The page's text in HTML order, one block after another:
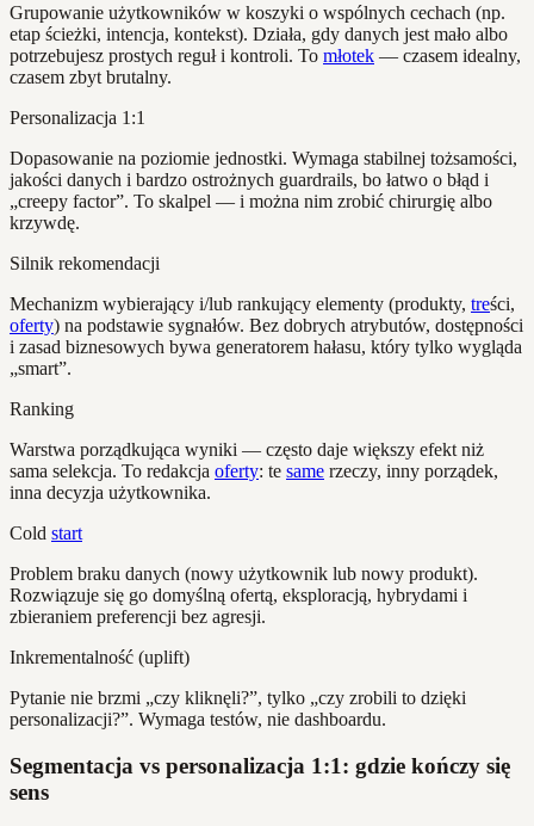
Grupowanie użytkowników w koszyki o wspólnych cechach (np.
etap ścieżki, intencja, kontekst). Działa, gdy danych jest mało albo
potrzebujesz prostych reguł i kontroli. To młotek — czasem idealny,
czasem zbyt brutalny.
Personalizacja 1:1
Dopasowanie na poziomie jednostki. Wymaga stabilnej tożsamości,
jakości danych i bardzo ostrożnych guardrails, bo łatwo o błąd i
„creepy factor”. To skalpel — i można nim zrobić chirurgię albo
krzywdę.
Silnik rekomendacji
Mechanizm wybierający i/lub rankujący elementy (produkty, treści,
oferty) na podstawie sygnałów. Bez dobrych atrybutów, dostępności
i zasad biznesowych bywa generatorem hałasu, który tylko wygląda
„smart”.
Ranking
Warstwa porządkująca wyniki — często daje większy efekt niż
sama selekcja. To redakcja oferty: te same rzeczy, inny porządek,
inna decyzja użytkownika.
Cold start
Problem braku danych (nowy użytkownik lub nowy produkt).
Rozwiązuje się go domyślną ofertą, eksploracją, hybrydami i
zbieraniem preferencji bez agresji.
Inkrementalność (uplift)
Pytanie nie brzmi „czy kliknęli?”, tylko „czy zrobili to dzięki
personalizacji?”. Wymaga testów, nie dashboardu.
Segmentacja vs personalizacja 1:1: gdzie kończy się
sens